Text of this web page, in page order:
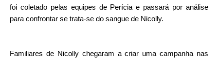
foi coletado pelas equipes de Perícia e passará por análise
para confrontar se trata-se do sangue de Nicolly.
Familiares de Nicolly chegaram a criar uma campanha nas